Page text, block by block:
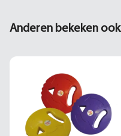
Anderen bekeken ook